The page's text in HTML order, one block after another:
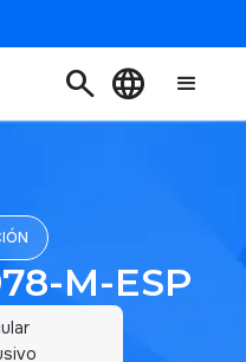
search language
M-ESP